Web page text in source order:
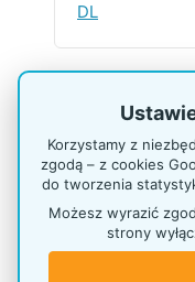
DL
Dwa plakaty
większa
przy
Korzystamy z
zgodą – z cookies
do tworzenia
Możesz wyrazić
strony